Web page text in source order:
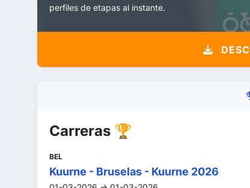
perfiles de etapas al instante.
Carreras 🏆
BEL
Kuurne - Bruselas - Kuurne 2026